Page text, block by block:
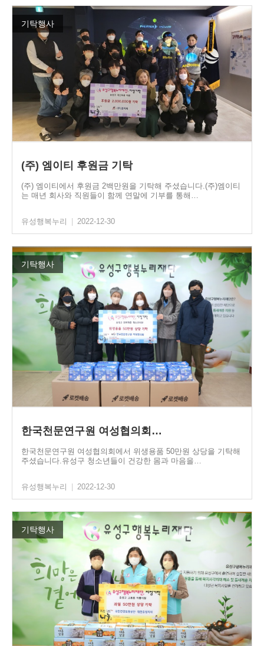
기탁행사
(주) 엠이티 후원금 기탁
(주) 엠이티에서 후원금 2백만원을 기탁해 주셨습니다.(주)엠이티
는 매년 회사와 직원들이 함께 연말에 기부를 통해…
유성행복누리 2022-12-30
기탁행사
한국천문연구원 여성협의회…
한국천문연구원 여성협의회에서 위생용품 50만원 상당을 기탁해
주셨습니다.유성구 청소년들이 건강한 몸과 마음을…
유성행복누리 2022-12-30
기탁행사